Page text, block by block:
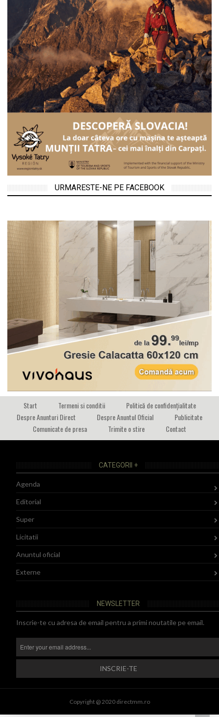
URMARESTE-NE PE FACEBOOK
Start Termeni si conditii
Politică de confidențialitate
Despre Anunturi Direct
Despre Anuntul Oficial
Publicitate
Comunicate de presa
Trimite o stire Contact
CATEGORII +
Agenda
Editorial
Super
Licitatii
Anuntul oficial
Externe
NEWSLETTER
Inscrie-te cu adresa de email pentru a primi noutatile pe email.
Copyright @ 2020 directmm.ro